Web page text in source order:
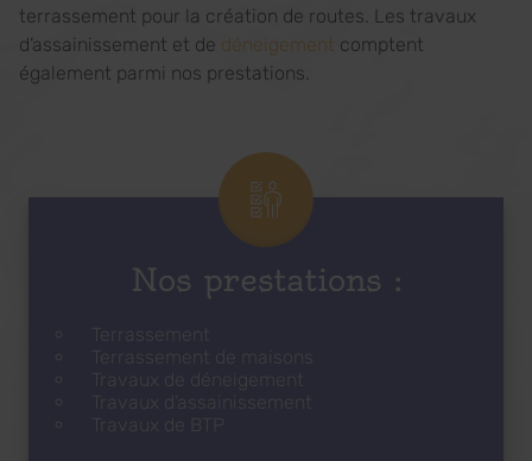
terrassement pour la création de routes. Les travaux
d’assainissement et de déneigement comptent
également parmi nos prestations.
Nos prestations :